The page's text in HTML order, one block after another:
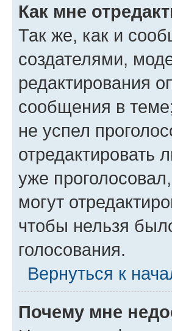
Как мне
Так же, как и
создателями,
редактирования
сообщения в
не успел
отредактировать
уже
могут
чтобы нельзя
голосования.
Вернуться к
Почему мне